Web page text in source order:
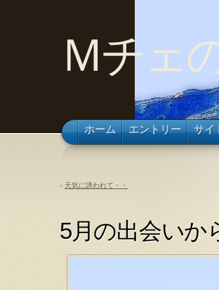
Ｍチェ
ホーム エントリー サイ
« 天気に誘われて・・
5月の出会いか